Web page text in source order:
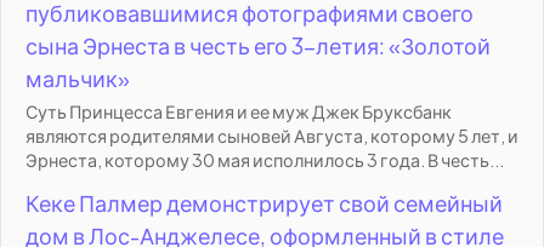
публиковавшимися фотографиями своего
сына Эрнеста в честь его 3-летия: «Золотой
мальчик»
Суть Принцесса Евгения и ее муж Джек Бруксбанк
являются родителями сыновей Августа, которому 5 лет, и
Эрнеста, которому 30 мая исполнилось 3 года. В честь...
Кеке Палмер демонстрирует свой семейный
дом в Лос-Анджелесе, оформленный в стиле